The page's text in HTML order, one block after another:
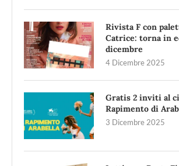
Rivista F con
Catrice: torna in
dicembre
4 Dicembre 2025
Gratis 2 inviti al
Rapimento di
3 Dicembre 2025